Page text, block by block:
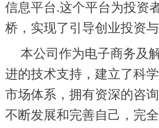
信息平台.这个平台为投资
桥，实现了引导创业投资
本公司作为电子商务及
进的技术支持，建立了科
市场体系，拥有资深的咨
不断发展和完善自己，完